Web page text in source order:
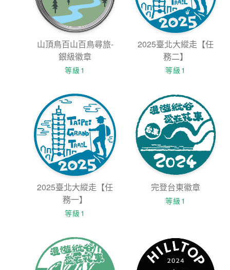
山頂鳥百山百鳥尋旅-
銀級徽章
等級1
2025臺北大縱走【任
務二】
等級1
2025臺北大縱走【任
務一】
等級1
完登台東徽章
等級1